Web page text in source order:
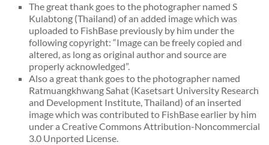
The great thank goes to the photographer named S
Kulabtong (Thailand) of an added image which was
uploaded to FishBase previously by him under the
following copyright: “Image can be freely copied and
altered, as long as original author and source are
properly acknowledged”.
Also a great thank goes to the photographer named
Ratmuangkhwang Sahat (Kasetsart University Research
and Development Institute, Thailand) of an inserted
image which was contributed to FishBase earlier by him
under a Creative Commons Attribution-Noncommercial
3.0 Unported License.